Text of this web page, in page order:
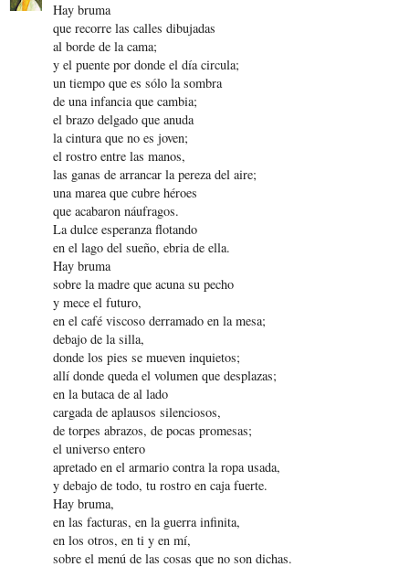
Hay bruma
que recorre las calles dibujadas
al borde de la cama;
y el puente por donde el día circula;
un tiempo que es sólo la sombra
de una infancia que cambia;
el brazo delgado que anuda
la cintura que no es joven;
el rostro entre las manos,
las ganas de arrancar la pereza del aire;
una marea que cubre héroes
que acabaron náufragos.
La dulce esperanza flotando
en el lago del sueño, ebria de ella.
Hay bruma
sobre la madre que acuna su pecho
y mece el futuro,
en el café viscoso derramado en la mesa;
debajo de la silla,
donde los pies se mueven inquietos;
allí donde queda el volumen que desplazas;
en la butaca de al lado
cargada de aplausos silenciosos,
de torpes abrazos, de pocas promesas;
el universo entero
apretado en el armario contra la ropa usada,
y debajo de todo, tu rostro en caja fuerte.
Hay bruma,
en las facturas, en la guerra infinita,
en los otros, en ti y en mí,
sobre el menú de las cosas que no son dichas.